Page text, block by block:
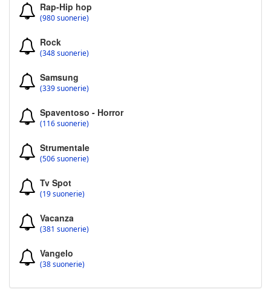
Rap-Hip hop
(980 suonerie)
Rock
(348 suonerie)
Samsung
(339 suonerie)
Spaventoso - Horror
(116 suonerie)
Strumentale
(506 suonerie)
Tv Spot
(19 suonerie)
Vacanza
(381 suonerie)
Vangelo
(38 suonerie)